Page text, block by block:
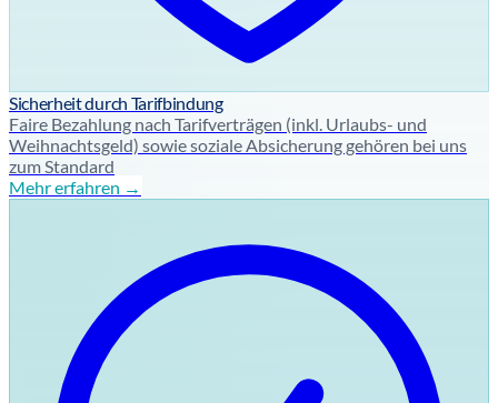
Sicherheit durch Tarifbindung
Faire Bezahlung nach Tarifverträgen (inkl. Urlaubs- und
Weihnachtsgeld) sowie soziale Absicherung gehören bei uns
zum Standard
Mehr erfahren →